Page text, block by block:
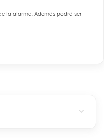
la alarma. Además podrá ser